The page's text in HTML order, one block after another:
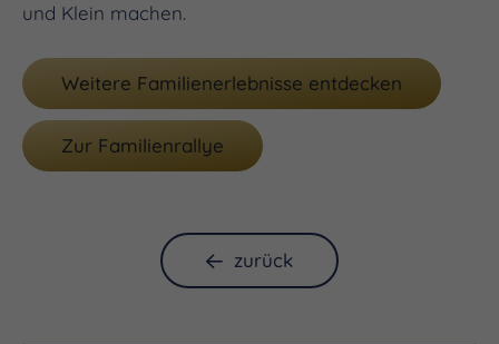
und Klein machen.
Weitere Familienerlebnisse entdecken
Zur Familienrallye
zurück